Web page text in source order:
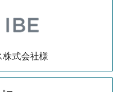
株式会社様